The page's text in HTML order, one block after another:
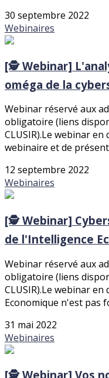
30 septembre 2022
Webinaires
[🕵️ Webinar]
oméga de la
Webinar réservé aux
obligatoire (liens
CLUSIR).Le webinar
webinaire et de
12 septembre 2022
Webinaires
[🕵️ Webinar]
de l'Intelligence
Webinar réservé aux
obligatoire (liens
CLUSIR).Le webinar
Economique n'est pas
31 mai 2022
Webinaires
[🕵️ Webinar] Vos